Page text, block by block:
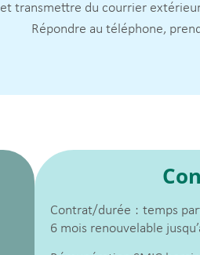
transmettre du courrier
Répondre au téléphone,
Contrat/durée : temps
6 mois renouvelable